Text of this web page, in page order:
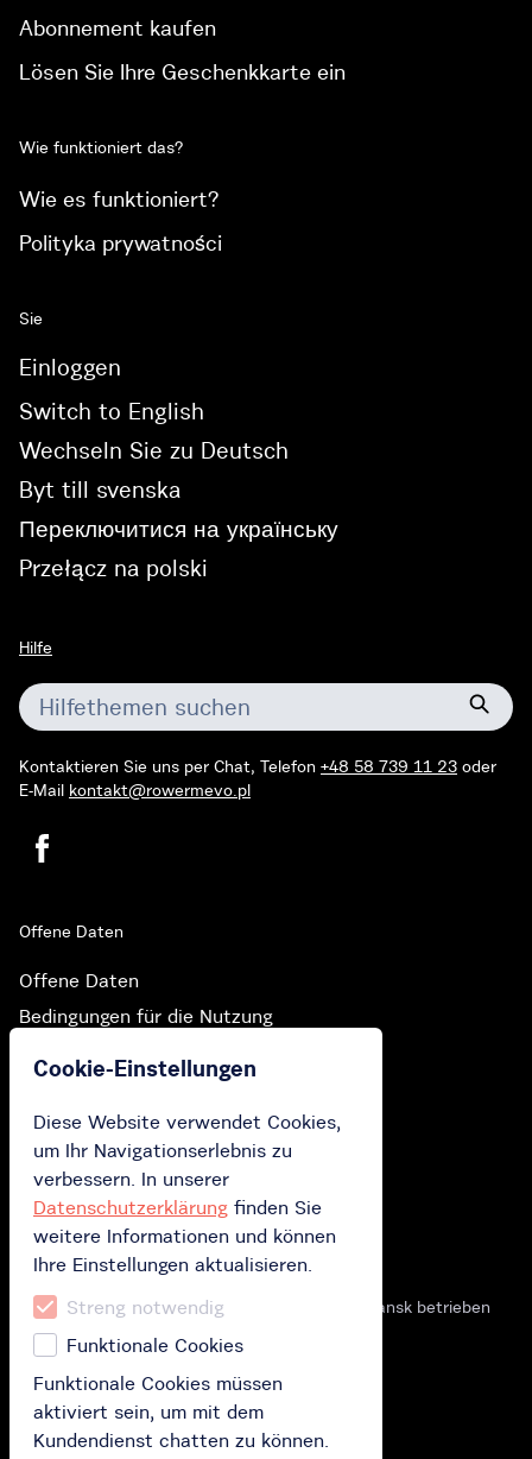
Abonnement kaufen
Lösen Sie Ihre Geschenkkarte ein
Wie funktioniert das?
Wie es funktioniert?
Polityka prywatności
Sie
Einloggen
Switch to English
Wechseln Sie zu Deutsch
Byt till svenska
Переключитися на українську
Przełącz na polski
Hilfe
Kontaktieren Sie uns per Chat, Telefon +48 58 739 11 23 oder
E-Mail kontakt@rowermevo.pl
Offene Daten
Offene Daten
Bedingungen für die Nutzung
Die Öffnungszeiten: 00:00 - 00:00
Öffnungszeiten des Kundendienstes:
Montag - Sonntag: 7:00 - 21:00
Die MEVO-Selbstbedienung wird von Inurba Gdansk betrieben
HOLEN SIE SICH DIE APP
Cookie-Einstellungen
Diese Website verwendet Cookies,
um Ihr Navigationserlebnis zu
verbessern. In unserer
Datenschutzerklärung finden Sie
weitere Informationen und können
Ihre Einstellungen aktualisieren.
Streng notwendig
Funktionale Cookies
Funktionale Cookies müssen
aktiviert sein, um mit dem
Kundendienst chatten zu können.